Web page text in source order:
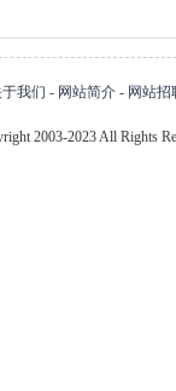
于我们 - 网站简介 - 网站招
2003-2023 All Rights